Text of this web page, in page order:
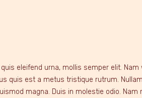
eleifend urna, mollis semper elit.
quis est a metus tristique rutrum.
magna. Duis in molestie odio.